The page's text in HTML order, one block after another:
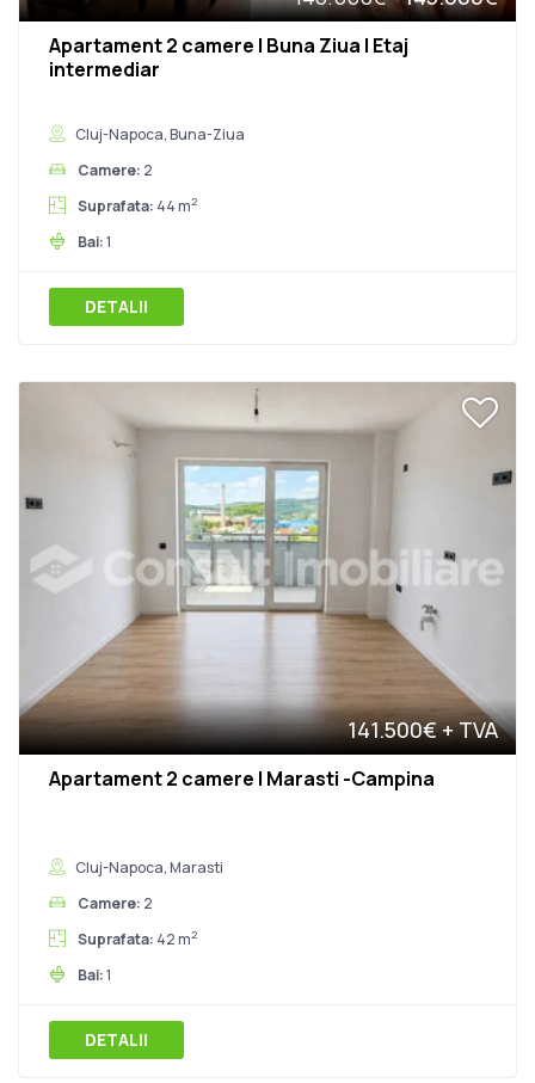
Apartament 2 camere | Buna Ziua | Etaj
intermediar
Cluj-Napoca, Buna-Ziua
Camere: 2
Suprafata: 44 m2
Bai:1
DETALII
141.500€+ TVA
Apartament 2 camere | Marasti -Campina
Cluj-Napoca, Marasti
Camere: 2
Suprafata: 42 m2
Bai:1
DETALII